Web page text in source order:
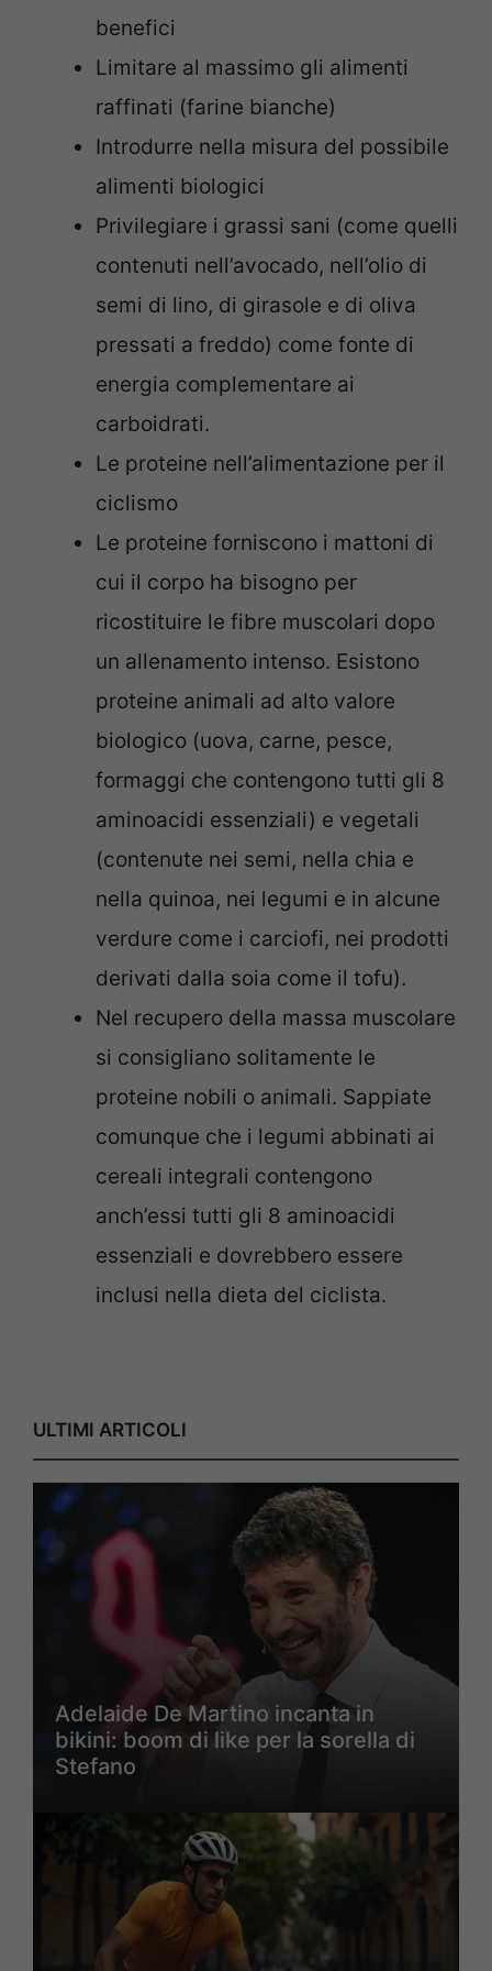
benefici
Limitare al massimo gli alimenti
raffinati (farine bianche)
Introdurre nella misura del possibile
alimenti biologici
Privilegiare i grassi sani (come quelli
contenuti nell’avocado, nell’olio di
semi di lino, di girasole e di oliva
pressati a freddo) come fonte di
energia complementare ai
carboidrati.
Le proteine nell’alimentazione per il
ciclismo
Le proteine forniscono i mattoni di
cui il corpo ha bisogno per
ricostituire le fibre muscolari dopo
un allenamento intenso. Esistono
proteine animali ad alto valore
biologico (uova, carne, pesce,
formaggi che contengono tutti gli 8
aminoacidi essenziali) e vegetali
(contenute nei semi, nella chia e
nella quinoa, nei legumi e in alcune
verdure come i carciofi, nei prodotti
derivati dalla soia come il tofu).
Nel recupero della massa muscolare
si consigliano solitamente le
proteine nobili o animali. Sappiate
comunque che i legumi abbinati ai
cereali integrali contengono
anch’essi tutti gli 8 aminoacidi
essenziali e dovrebbero essere
inclusi nella dieta del ciclista.
ULTIMI ARTICOLI
Adelaide De Martino incanta in
bikini: boom di like per la sorella di
Stefano